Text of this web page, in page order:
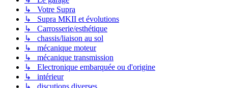
↳ Votre Supra
↳ Supra MKII et évolutions
↳ Carrosserie/esthétique
↳ chassis/liaison au sol
↳ mécanique moteur
↳ mécanique transmission
↳ Electronique embarquée ou d'origine
↳ intérieur